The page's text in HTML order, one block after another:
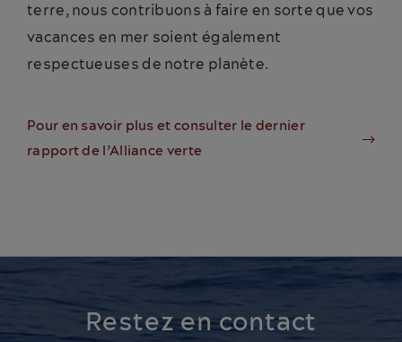
terre, nous contribuons à faire en sorte que vos
vacances en mer soient également
respectueuses de notre planète.
Pour en savoir plus et consulter le dernier
rapport de l’Alliance verte
Restez en contact